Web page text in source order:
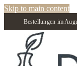
Skip to main content
Bestellungen im